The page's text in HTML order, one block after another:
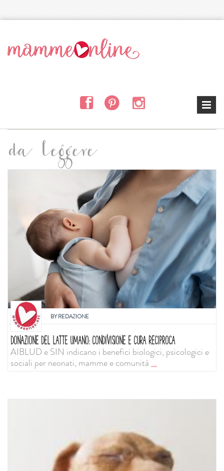
da leggere
BYREDAZIONE
DONAZIONE DEL LATTE UMANO: CONDIVISIONE E CURA RECIPROCA
AIBLUD e SIN indicano i benefici biologici, psicologici e
sociali per neonati, mamme e comunità...